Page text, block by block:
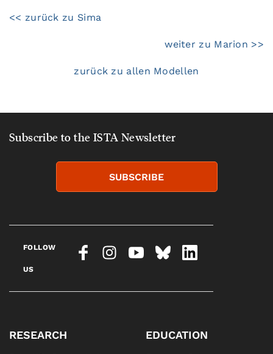
<< zurück zu Sima
weiter zu Marion >>
zurück zu allen Modellen
Subscribe to the ISTA Newsletter
SUBSCRIBE
FOLLOW
US
RESEARCH EDUCATION